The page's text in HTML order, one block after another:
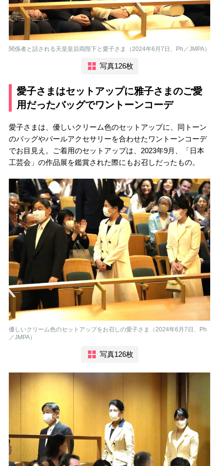
関係者と話される天皇皇后両陛下と愛子さま（2024年6月7日、Ph／JMPA）
写真126枚
愛子さまはセットアップに雅子さまのご愛
用だったバッグでワントーンコーデ
愛子さまは、優しいクリーム色のセットアップに、同トーン
のバッグやパールアクセサリーを合わせたワントーンコーデ
でお目見え。ご着用のセットアップは、2023年9月、「日本
工芸会」の作品展を鑑賞された際にもお召しだったもの。
優しいクリーム色のセットアップをお召しの愛子さま（2024年6月7日、Ph
／JMPA）
写真126枚